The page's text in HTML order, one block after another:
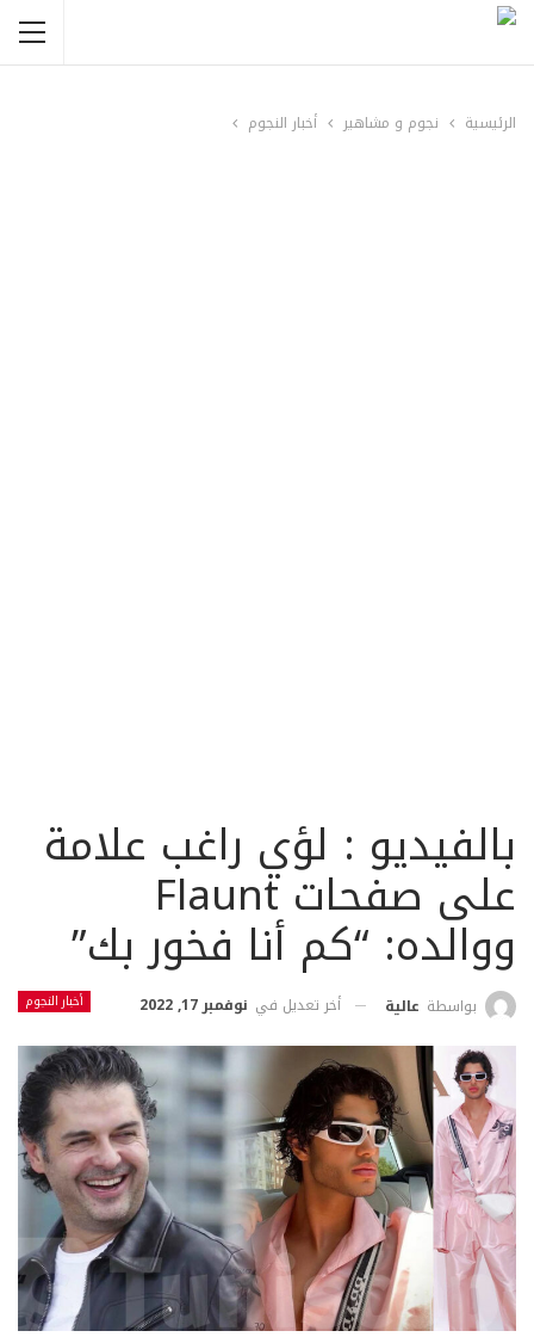
الرئيسية نجوم و مشاهير أخبار النجوم
بالفيديو : لؤي راغب علامة
على صفحات Flaunt
ووالده: “كم أنا فخور بك”
أخبار النجوم بواسطة عالية أخر تعديل في نوفمبر 17, 2022